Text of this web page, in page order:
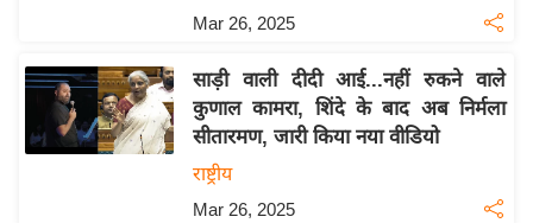
ई
पे
Mar 26, 2025
साड़ी वाली दीदी आई...नहीं रुकने वाले
कुणाल कामरा, शिंदे के बाद अब निर्मला
सीतारमण, जारी किया नया वीडियो
राष्ट्रीय
Mar 26, 2025